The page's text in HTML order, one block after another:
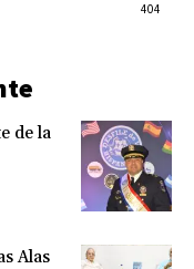
404
de la
Alas